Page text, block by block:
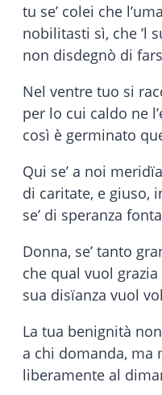
tu se’ colei che
nobilitasti sì, che ’l
non disdegnò di
Nel ventre tuo si
per lo cui caldo ne
così è germinato
Qui se’ a noi
di caritate, e giuso,
se’ di speranza
Donna, se’ tanto
che qual vuol
sua disïanza vuol
La tua benignità
a chi domanda, ma
liberamente al